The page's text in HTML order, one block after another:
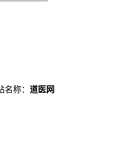
称： 道医网